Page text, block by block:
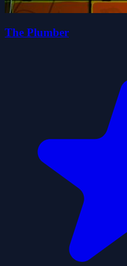
The Plumber